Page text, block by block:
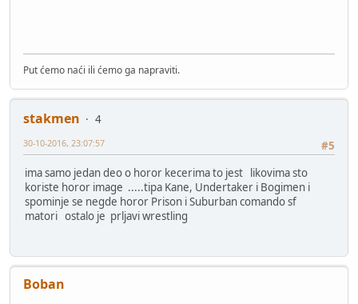
Put ćemo naći ili ćemo ga napraviti.
stakmen
4
#5
30-10-2016, 23:07:57
ima samo jedan deo o horor kecerima to jest likovima sto
koriste horor image .....tipa Kane, Undertaker i Bogimen i
spominje se negde horor Prison i Suburban comando sf
matori ostalo je prljavi wrestling
Boban